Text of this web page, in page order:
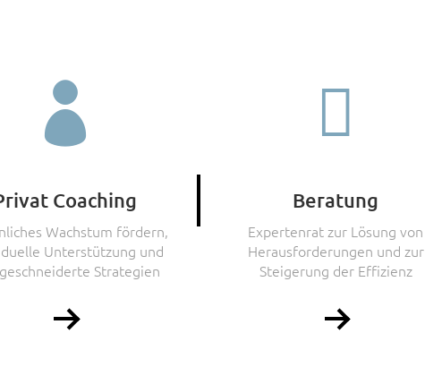

Coaching
Wachstum fördern,
Unterstützung und
Strategien

Beratung
Expertenrat zur Lösung von
Herausforderungen und zur
Steigerung der Effizienz